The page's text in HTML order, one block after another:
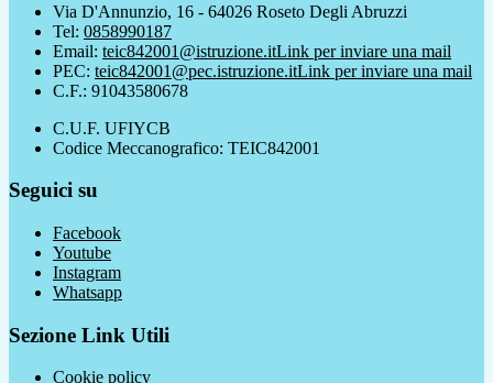
Via D'Annunzio, 16 - 64026 Roseto Degli Abruzzi
Tel: 0858990187
Email: teic842001@istruzione.itLink per inviare una mail
PEC: teic842001@pec.istruzione.itLink per inviare una mail
C.F.: 91043580678
C.U.F. UFIYCB
Codice Meccanografico: TEIC842001
Seguici su
Facebook
Youtube
Instagram
Whatsapp
Sezione Link Utili
Cookie policy